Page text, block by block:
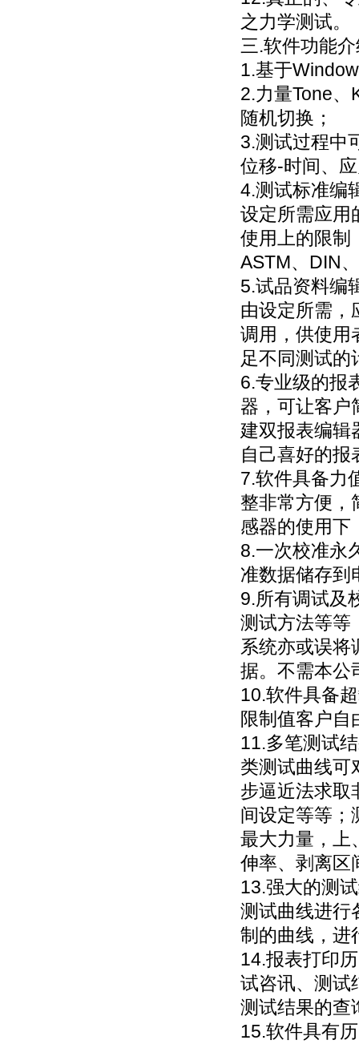
之力学测试。
三.软件功能
1.基于
2.力量Tone
随机切换；
3.测试过程中
位移-时间、
4.测试标准编
设定所需应用
使用上的限制
ASTM、DIN
5.试品资料编
由设定所需，
调用，供使用
足不同测试的
6.专业级的报
器，可让客户
建双报表编辑
自己喜好的报
7.软件具备力
整非常方便，
感器的使用下
8.一次校准永
准数据储存到
9.所有调试及
测试方法等等
系统亦或误将
据。不需本公
10.软件具备
限制值客户
11.多笔测试
类测试曲线可
步逼近法求取
间设定等等；
最大力量，上
伸率、剥离区
13.强大的测
测试曲线进行
制的曲线，进
14.报表打印
试咨讯、测试
测试结果的查
15.软件具有